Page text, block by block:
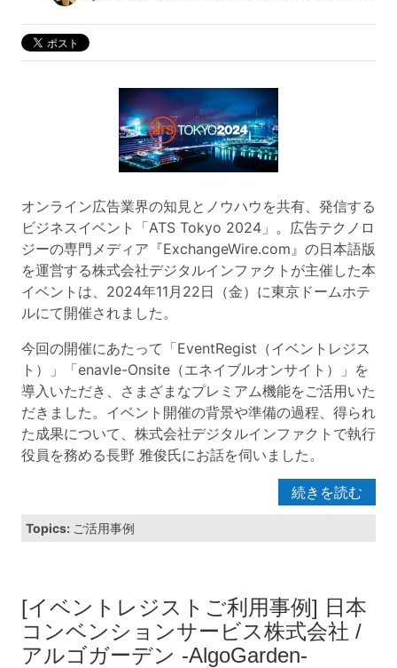
オンライン広告業界の知見とノウハウを共有、発信する
ビジネスイベント「ATS Tokyo 2024」。広告テクノロ
ジーの専門メディア『ExchangeWire.com』の日本語版
を運営する株式会社デジタルインファクトが主催した本
イベントは、2024年11月22日（金）に東京ドームホテ
ルにて開催されました。
今回の開催にあたって「EventRegist（イベントレジス
ト）」「enavle-Onsite（エネイブルオンサイト）」を
導入いただき、さまざまなプレミアム機能をご活用いた
だきました。イベント開催の背景や準備の過程、得られ
た成果について、株式会社デジタルインファクトで執行
役員を務める長野 雅俊氏にお話を伺いました。
続きを読む
Topics: ご活用事例
[イベントレジストご利用事例] 日本
コンベンションサービス株式会社 /
アルゴガーデン -AlgoGarden-